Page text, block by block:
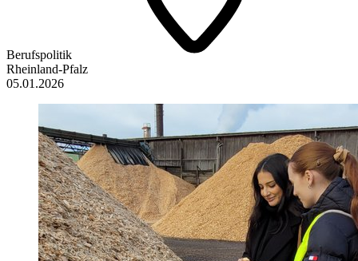
Berufspolitik
Rheinland-Pfalz
05.01.2026